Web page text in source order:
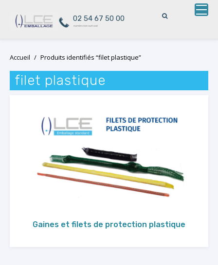
02 54 67 50 00
numéro non surtaxé
content
Accueil / Produits identifiés “filet plastique”
filet plastique
Gaines et filets de protection plastique